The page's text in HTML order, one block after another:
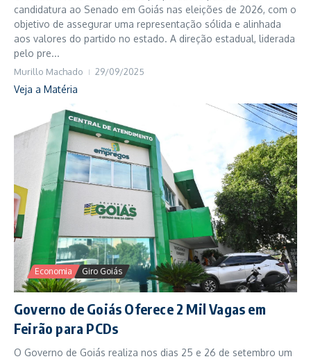
candidatura ao Senado em Goiás nas eleições de 2026, com o
objetivo de assegurar uma representação sólida e alinhada
aos valores do partido no estado. A direção estadual, liderada
pelo pre...
Murillo Machado 29/09/2025
Veja a Matéria
Economia Giro Goiás
Governo de Goiás Oferece 2 Mil Vagas em
Feirão para PCDs
O Governo de Goiás realiza nos dias 25 e 26 de setembro um